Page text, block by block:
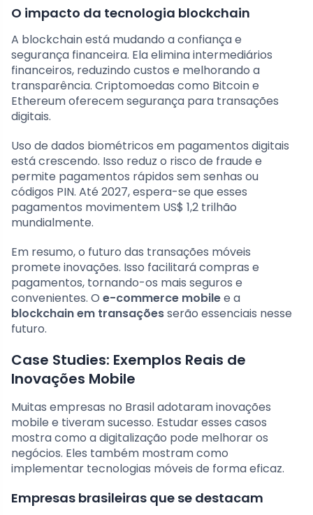
O impacto da tecnologia blockchain
A blockchain está mudando a confiança e
segurança financeira. Ela elimina intermediários
financeiros, reduzindo custos e melhorando a
transparência. Criptomoedas como Bitcoin e
Ethereum oferecem segurança para transações
digitais.
Uso de dados biométricos em pagamentos digitais
está crescendo. Isso reduz o risco de fraude e
permite pagamentos rápidos sem senhas ou
códigos PIN. Até 2027, espera-se que esses
pagamentos movimentem US$ 1,2 trilhão
mundialmente.
Em resumo, o futuro das transações móveis
promete inovações. Isso facilitará compras e
pagamentos, tornando-os mais seguros e
convenientes. O e-commerce mobilee a
blockchain em transaçõesserão essenciais nesse
futuro.
Case Studies: Exemplos Reais de
Inovações Mobile
Muitas empresas no Brasil adotaram inovações
mobile e tiveram sucesso. Estudar esses casos
mostra como a digitalização pode melhorar os
negócios. Eles também mostram como
implementar tecnologias móveis de forma eficaz.
Empresas brasileiras que se destacam